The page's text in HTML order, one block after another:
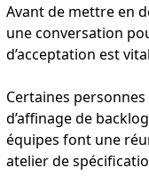
Avant de mettre en
une conversation
d’acceptation est
Certaines
d’affinage de
équipes font une
atelier de